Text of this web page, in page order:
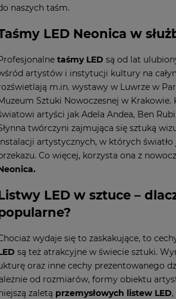
naszych taśm.
LED Neonica w
taśmy LED są od lat
artystów i instytucji kultury na
m.in. wystawy w Luwrze w
Sztuki Nowoczesnej w Krakowie.
artyści jak Adela Andea, Ben
twórczyni zajmująca się sztuką
artystycznych, w których
Co więcej, korzysta ona z
LED w sztuce –
wydaje się to zaskakujące, to
są też atrakcyjne w świecie sztuki.
oraz inne cechy prezentowanego
od rozmiarów, formy obiektu
zaletą przemysłowych listew LED